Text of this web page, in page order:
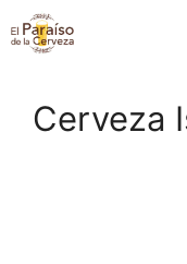
Saltar
al
Cerveza